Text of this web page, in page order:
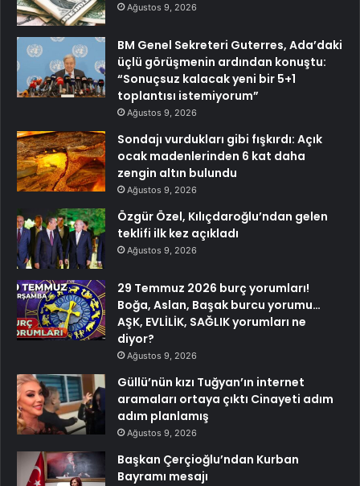
Ağustos 9, 2026
BM Genel Sekreteri Guterres, Ada’daki
üçlü görüşmenin ardından konuştu:
“Sonuçsuz kalacak yeni bir 5+1
toplantısı istemiyorum”
Ağustos 9, 2026
Sondajı vurdukları gibi fışkırdı: Açık
ocak madenlerinden 6 kat daha
zengin altın bulundu
Ağustos 9, 2026
Özgür Özel, Kılıçdaroğlu’ndan gelen
teklifi ilk kez açıkladı
Ağustos 9, 2026
29 Temmuz 2026 burç yorumları!
Boğa, Aslan, Başak burcu yorumu…
AŞK, EVLİLİK, SAĞLIK yorumları ne
diyor?
Ağustos 9, 2026
Güllü’nün kızı Tuğyan’ın internet
aramaları ortaya çıktı Cinayeti adım
adım planlamış
Ağustos 9, 2026
Başkan Çerçioğlu’ndan Kurban
Bayramı mesajı